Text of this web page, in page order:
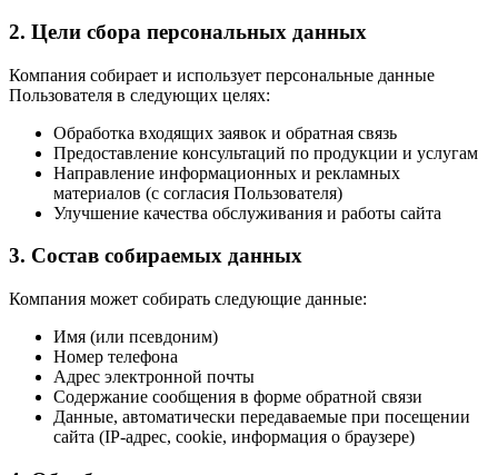
2. Цели сбора персональных данных
Компания собирает и использует персональные данные
Пользователя в следующих целях:
Обработка входящих заявок и обратная связь
Предоставление консультаций по продукции и услугам
Направление информационных и рекламных
материалов (с согласия Пользователя)
Улучшение качества обслуживания и работы сайта
3. Состав собираемых данных
Компания может собирать следующие данные:
Имя (или псевдоним)
Номер телефона
Адрес электронной почты
Содержание сообщения в форме обратной связи
Данные, автоматически передаваемые при посещении
сайта (IP-адрес, cookie, информация о браузере)